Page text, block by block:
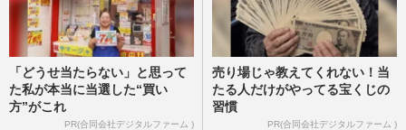
「どうせ当たらない」と思って
た私が本当に当選した“買い
方”がこれ
PR(合同会社デジタルファーム )
売り場じゃ教えてくれない！当
たる人だけがやってる宝くじの
習慣
PR(合同会社デジタルファーム )